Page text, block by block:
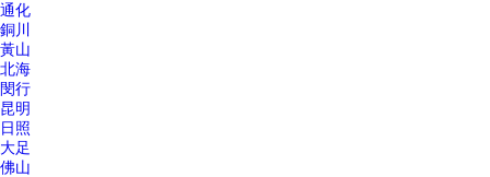
通化
銅川
黃山
北海
閔行
昆明
日照
大足
佛山